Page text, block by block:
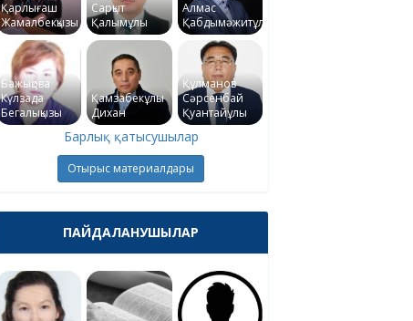
Қарлығаш
Жамалбекқызы
Сарқыт
Қалымұлы
Алмас
Қабдымәжитұлы
Бажықова
Күлзада
Бегалықызы
Қамзабекұлы
Дихан
Құлманов
Сәрсенбай
Қуантайұлы
Барлық қатысушылар
Отырыс материалдары
ПАЙДАЛАНУШЫЛАР